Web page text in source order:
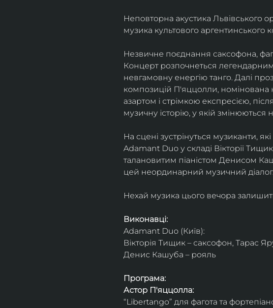
Неповторна акустика Львівського
музика культового
Незвичне поєднання саксофона,
Концерт розпочнеться
невгамовну енергію танго. Далі
композицій П'яццолли, номінована
азартом і стрімкою експресією,
музичну історію, у якій змінюються
На сцені зустрінуться музиканти,
Adamant Duo у складі Вікторії
талановитим піаністом Денисом
цей неординарний музичний
Нехай музика цього вечора
Виконавці:
Adamant Duo (Київ):
Вікторія Тищик – саксофон, Тарас
Денис Кашуба – рояль
Програма:
Астор П'яццолла:
“Libertango” для фагота та